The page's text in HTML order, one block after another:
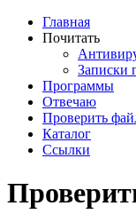
Главная
Почитать
Записки
Программы
Отвечаю
Проверить
Каталог
Ссылки